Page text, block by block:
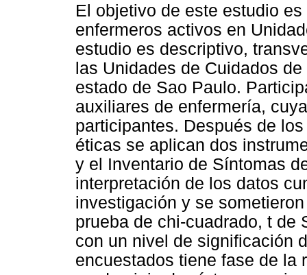
El objetivo de este estudio
enfermeros activos en
estudio es descriptivo,
las Unidades de Cuidados
estado de Sao Paulo.
auxiliares de enfermería,
participantes. Después de
éticas se aplican dos
y el Inventario de Síntomas
interpretación de los datos
investigación y se
prueba de chi-cuadrado, t de
con un nivel de significación
encuestados tiene fase de la